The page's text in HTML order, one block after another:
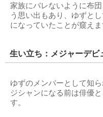
家族にバレないように布
う思い出もあり、ゆずと
になっていたことが窺えま
生い立ち：メジャーデビ
ゆずのメンバーとして知
ジシャンになる前は俳優
す。